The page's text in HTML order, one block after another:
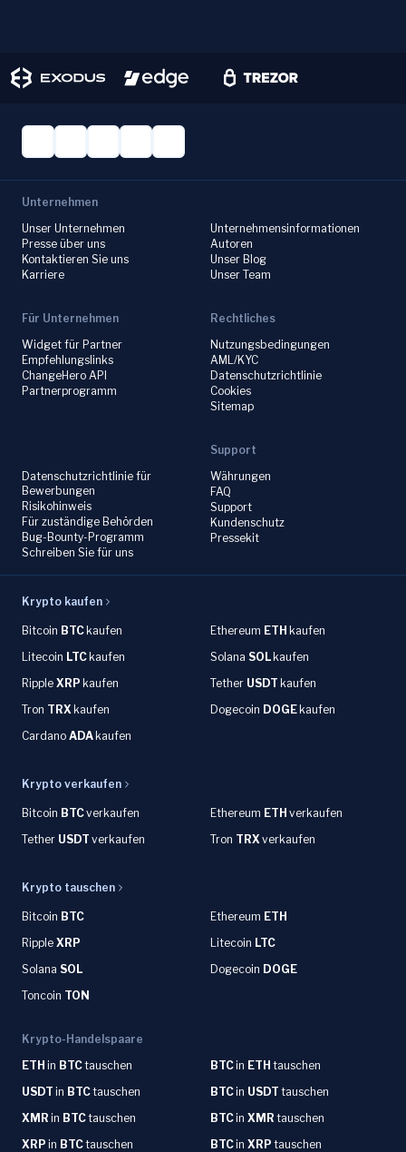
Unternehmen
Unser Unternehmen
Presse über uns
Kontaktieren Sie uns
Karriere
Unternehmensinformationen
Autoren
Unser Blog
Unser Team
Für Unternehmen
Widget für Partner
Empfehlungslinks
ChangeHero API
Partnerprogramm
Rechtliches
Nutzungsbedingungen
AML/KYC
Datenschutzrichtlinie
Cookies
Sitemap
Datenschutzrichtlinie für
Bewerbungen
Risikohinweis
Für zuständige Behörden
Bug-Bounty-Programm
Schreiben Sie für uns
Support
Währungen
FAQ
Support
Kundenschutz
Pressekit
Krypto kaufen
Bitcoin BTC kaufen Ethereum ETH kaufen
Litecoin LTC kaufen Solana SOL kaufen
Ripple XRP kaufen Tether USDT kaufen
Tron TRX kaufen Dogecoin DOGE kaufen
Cardano ADA kaufen
Krypto verkaufen
Bitcoin BTCverkaufen Ethereum ETH verkaufen
Tether USDT verkaufen Tron TRXverkaufen
Krypto tauschen
Bitcoin BTC Ethereum ETH
Ripple XRP Litecoin LTC
Solana SOL Dogecoin DOGE
Toncoin TON
Krypto-Handelspaare
ETH in BTCtauschen BTCin ETH tauschen
USDT in BTCtauschen BTCin USDT tauschen
XMR in BTCtauschen BTCin XMR tauschen
XRP in BTCtauschen BTCin XRP tauschen